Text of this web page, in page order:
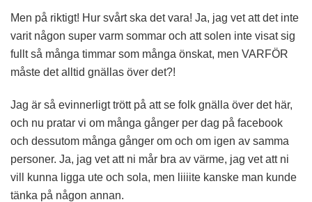
Men på riktigt! Hur svårt ska det vara! Ja, jag vet att det inte
varit någon super varm sommar och att solen inte visat sig
fullt så många timmar som många önskat, men VARFÖR
måste det alltid gnällas över det?!
Jag är så evinnerligt trött på att se folk gnälla över det här,
och nu pratar vi om många gånger per dag på facebook
och dessutom många gånger om och om igen av samma
personer. Ja, jag vet att ni mår bra av värme, jag vet att ni
vill kunna ligga ute och sola, men liiiite kanske man kunde
tänka på någon annan.